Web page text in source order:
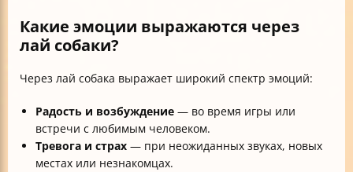
Какие эмоции выражаются через
лай собаки?
Через лай собака выражает широкий спектр эмоций:
Радость и возбуждение — во время игры или
встречи с любимым человеком.
Тревога и страх — при неожиданных звуках, новых
местах или незнакомцах.